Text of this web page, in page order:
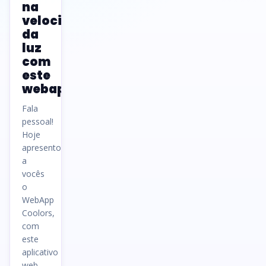
na
velocidade
da
luz
com
este
webapp
Fala
pessoal!
Hoje
apresento
a
vocês
o
WebApp
Coolors,
com
este
aplicativo